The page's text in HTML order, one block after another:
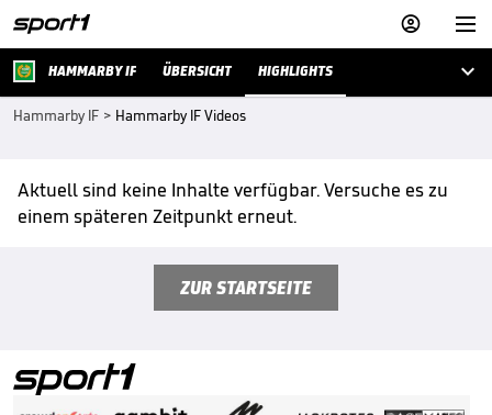


HAMMARBY IF ÜBERSICHT HIGHLIGHTS 
Hammarby IF > Hammarby IF Videos
Aktuell sind keine Inhalte verfügbar. Versuche es zu
einem späteren Zeitpunkt erneut.
ZUR STARTSEITE